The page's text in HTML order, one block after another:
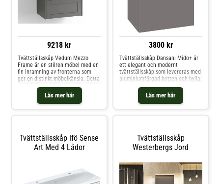
9218 kr
Läs mer här
Tvättställsskåp Vedum Mezzo
Frame är en stilren möbel med en
fin inramning av fronterna som
ger en distinkt möbelkänsla. Detta
svensktillverkade tvättställsskåp
går att kombinera i olika
utförande så att du kan sätta din
egen prägel. Mezzo är en
3800 kr
Läs mer här
Tvättställsskåp Dansani Mido+ är
ett elegant och modernt
tvättställsskåp som levereras med
aluminiumfärgad botten och hylla.
Tvättställsskåp Ifö Sense
Art Med 4 Lådor
Tvättställsskåp
Westerbergs Jord